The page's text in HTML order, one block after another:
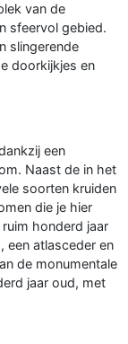
van de
sfeervol gebied.
slingerende
doorkijkjes en
een
Naast de in het
soorten kruiden
die je hier
honderd jaar
een atlasceder en
de monumentale
jaar oud, met